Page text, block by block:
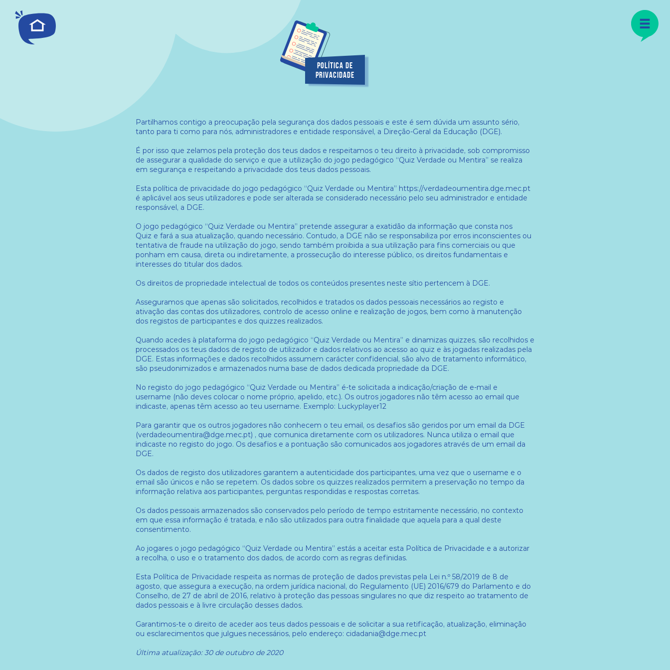
POLÍTICA DE
PRIVACIDADE
Partilhamos contigo a preocupação pela segurança dos dados pessoais e este é sem dúvida um assunto sério,
tanto para ti como para nós, administradores e entidade responsável, a Direção-Geral da Educação (DGE).
É por isso que zelamos pela proteção dos teus dados e respeitamos o teu direito à privacidade, sob compromisso
de assegurar a qualidade do serviço e que a utilização do jogo pedagógico “Quiz Verdade ou Mentira” se realiza
em segurança e respeitando a privacidade dos teus dados pessoais.
Esta política de privacidade do jogo pedagógico “Quiz Verdade ou Mentira” https://verdadeoumentira.dge.mec.pt
é aplicável aos seus utilizadores e pode ser alterada se considerado necessário pelo seu administrador e entidade
responsável, a DGE.
O jogo pedagógico “Quiz Verdade ou Mentira” pretende assegurar a exatidão da informação que consta nos
Quiz e fará a sua atualização, quando necessário. Contudo, a DGE não se responsabiliza por erros inconscientes ou
tentativa de fraude na utilização do jogo, sendo também proibida a sua utilização para fins comerciais ou que
ponham em causa, direta ou indiretamente, a prossecução do interesse público, os direitos fundamentais e
interesses do titular dos dados.
Os direitos de propriedade intelectual de todos os conteúdos presentes neste sítio pertencem à DGE.
Asseguramos que apenas são solicitados, recolhidos e tratados os dados pessoais necessários ao registo e
ativação das contas dos utilizadores, controlo de acesso online e realização de jogos, bem como à manutenção
dos registos de participantes e dos quizzes realizados.
Quando acedes à plataforma do jogo pedagógico “Quiz Verdade ou Mentira” e dinamizas quizzes, são recolhidos e
processados os teus dados de registo de utilizador e dados relativos ao acesso ao quiz e às jogadas realizadas pela
DGE. Estas informações e dados recolhidos assumem carácter confidencial, são alvo de tratamento informático,
são pseudonimizados e armazenados numa base de dados dedicada propriedade da DGE.
No registo do jogo pedagógico “Quiz Verdade ou Mentira” é-te solicitada a indicação/criação de e-mail e
username (não deves colocar o nome próprio, apelido, etc.). Os outros jogadores não têm acesso ao email que
indicaste, apenas têm acesso ao teu username. Exemplo: Luckyplayer12
Para garantir que os outros jogadores não conhecem o teu email, os desafios são geridos por um email da DGE
(verdadeoumentira@dge.mec.pt) , que comunica diretamente com os utilizadores. Nunca utiliza o email que
indicaste no registo do jogo. Os desafios e a pontuação são comunicados aos jogadores através de um email da
DGE.
Os dados de registo dos utilizadores garantem a autenticidade dos participantes, uma vez que o username e o
email são únicos e não se repetem. Os dados sobre os quizzes realizados permitem a preservação no tempo da
informação relativa aos participantes, perguntas respondidas e respostas corretas.
Os dados pessoais armazenados são conservados pelo período de tempo estritamente necessário, no contexto
em que essa informação é tratada, e não são utilizados para outra finalidade que aquela para a qual deste
consentimento.
Ao jogares o jogo pedagógico “Quiz Verdade ou Mentira” estás a aceitar esta Política de Privacidade e a autorizar
a recolha, o uso e o tratamento dos dados, de acordo com as regras definidas.
Esta Política de Privacidade respeita as normas de proteção de dados previstas pela Lei n.º 58/2019 de 8 de
agosto, que assegura a execução, na ordem jurídica nacional, do Regulamento (UE) 2016/679 do Parlamento e do
Conselho, de 27 de abril de 2016, relativo à proteção das pessoas singulares no que diz respeito ao tratamento de
dados pessoais e à livre circulação desses dados.
Garantimos-te o direito de aceder aos teus dados pessoais e de solicitar a sua retificação, atualização, eliminação
ou esclarecimentos que julgues necessários, pelo endereço: cidadania@dge.mec.pt
Última atualização: 30 de outubro de 2020